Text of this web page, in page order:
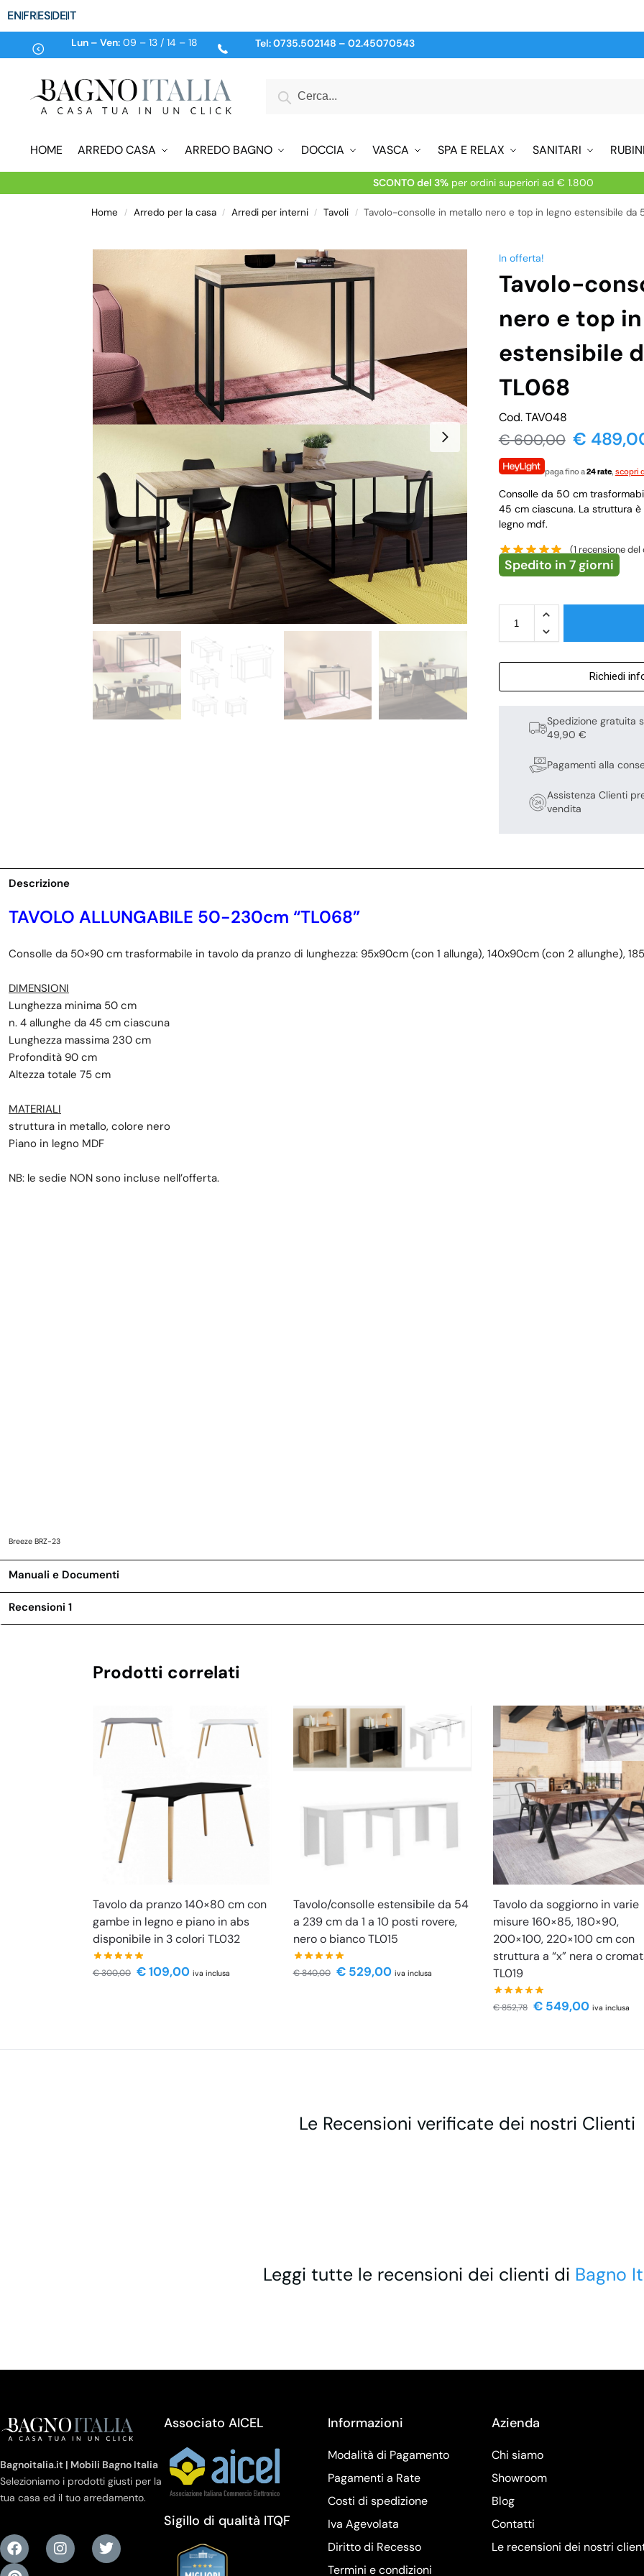
ENFRESDEIT
Lun – Ven:09 – 13 / 14 – 18 Tel:0735.502148 – 02.45070543
HOME ARREDO CASA ARREDO BAGNO DOCCIA VASCA SPA E RELAX SANITARI
SCONTO del 3%per ordini superiori ad € 1.800
Home / Arredo per la casa / Arredi per interni / Tavoli / Tavolo-consolle in metallo nero e top in legno estensibile da
In offerta!
Tavolo-
nero e top
estensibile
TL068
Cod. TAV048
€600,00 €
paga fino a24 rate, scopri
Consolle da 50 cm
45 cm ciascuna. La struttura è
legno mdf.
(1 recensione del
Spedito in 7 giorni
Richiedi
Spedizione gratuita
49,90 €
Pagamenti alla
Assistenza Clienti
vendita
Descrizione
TAVOLO ALLUNGABILE 50-230cm “TL068”
Consolle da 50×90 cm trasformabile in tavolo da pranzo di lunghezza: 95x90cm (con 1 allunga), 140x90cm (con 2 allunghe),
DIMENSIONI
Lunghezza minima 50 cm
n. 4 allunghe da 45 cm ciascuna
Lunghezza massima 230 cm
Profondità 90 cm
Altezza totale 75 cm
MATERIALI
struttura in metallo, colore nero
Piano in legno MDF
NB: le sedie NON sono incluse nell’offerta.
Breeze BRZ-23
Manuali e Documenti
Recensioni 1
Prodotti correlati
Tavolo da pranzo 140×80 cm con
gambe in legno e piano in abs
disponibile in 3 colori TL032
€300,00 €109,00 iva inclusa
Tavolo/consolle estensibile da 54
a 239 cm da 1 a 10 posti rovere,
nero o bianco TL015
€840,00 €529,00 iva inclusa
Tavolo da soggiorno in varie
misure 160×85, 180×90,
200×100, 220×100 cm con
struttura a “x” nera o
TL019
€852,78 € 549,00 iva inclusa
Le Recensioni verificate dei nostri Clienti
Leggi tutte le recensioni dei clienti di Bagno
Bagnoitalia.it | Mobili Bagno Italia
Selezioniamo i prodotti giusti per la
tua casa ed il tuo arredamento.
Associato AICEL
Sigillo di qualità ITQF
Informazioni
Modalità di Pagamento
Pagamenti a Rate
Costi di spedizione
Iva Agevolata
Diritto di Recesso
Termini e condizioni
Azienda
Chi siamo
Showroom
Blog
Contatti
Le recensioni dei nostri